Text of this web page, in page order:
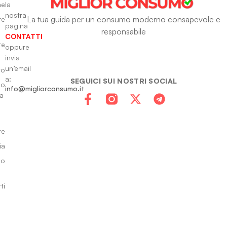
La tua guida per un consumo moderno consapevole e
responsabile
SEGUICI SUI NOSTRI SOCIAL
la
nostra
pagina
CONTATTI
oppure
invia
un’email
a:
info@migliorconsumo.it